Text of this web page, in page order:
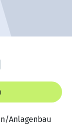
Anlagenbau